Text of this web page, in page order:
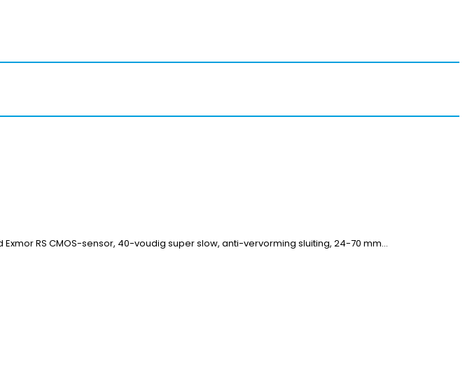
Exmor RS CMOS-sensor, 40-voudig super slow, anti-vervorming sluiting, 24-70 mm…